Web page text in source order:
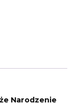
Narodzenie